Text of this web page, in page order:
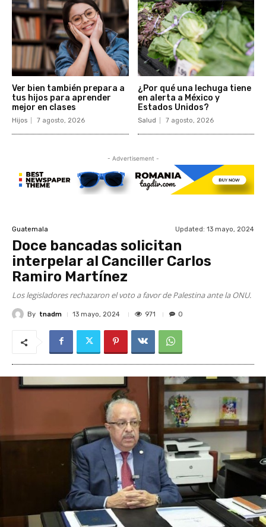
Ver bien también prepara a
tus hijos para aprender
mejor en clases
Hijos 7 agosto, 2026
¿Por qué una lechuga tiene
en alerta a México y
Estados Unidos?
Salud 7 agosto, 2026
- Advertisement -